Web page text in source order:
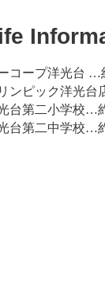
コープ洋光台 …
ンピック洋光台
台第二小学校…
台第二中学校…